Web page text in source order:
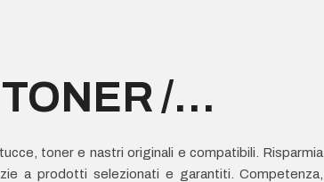
/
toner e nastri originali e compatibili. Risparmia
a prodotti selezionati e garantiti. Competenza,